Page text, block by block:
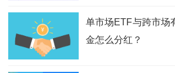
单市场ETF与跨市场
金怎么分红？